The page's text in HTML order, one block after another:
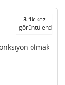
3.1kkez
görüntülendi
olmak